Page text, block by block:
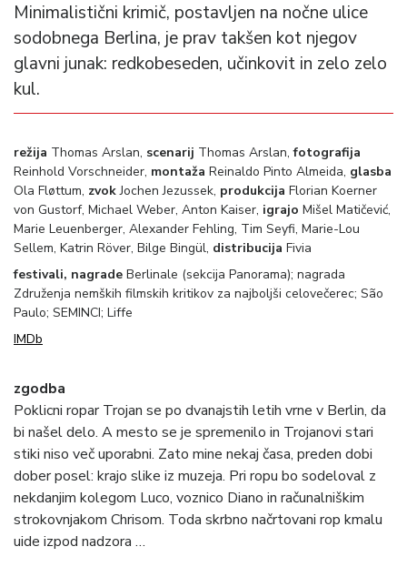
Minimalistični krimič, postavljen na nočne ulice
sodobnega Berlina, je prav takšen kot njegov
glavni junak: redkobeseden, učinkovit in zelo zelo
kul.
režija Thomas Arslan, scenarij Thomas Arslan,fotografija
Reinhold Vorschneider, montaža Reinaldo Pinto Almeida, glasba
Ola Fløttum, zvokJochen Jezussek, produkcija Florian Koerner
von Gustorf, Michael Weber, Anton Kaiser, igrajo Mišel Matičević,
Marie Leuenberger, Alexander Fehling, Tim Seyfi, Marie-Lou
Sellem, Katrin Röver, Bilge Bingül, distribucija Fivia
festivali, nagrade Berlinale (sekcija Panorama); nagrada
Združenja nemških filmskih kritikov za najboljši celovečerec; São
Paulo; SEMINCI; Liffe
IMDb
zgodba
Poklicni ropar Trojan se po dvanajstih letih vrne v Berlin, da
bi našel delo. A mesto se je spremenilo in Trojanovi stari
stiki niso več uporabni. Zato mine nekaj časa, preden dobi
dober posel: krajo slike iz muzeja. Pri ropu bo sodeloval z
nekdanjim kolegom Luco, voznico Diano in računalniškim
strokovnjakom Chrisom. Toda skrbno načrtovani rop kmalu
uide izpod nadzora …